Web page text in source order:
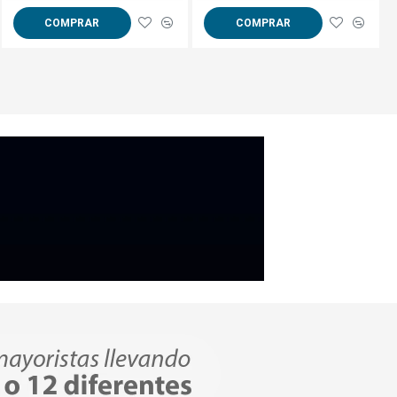
blanco, e incluso en
COMPRAR
COMPRAR COMPRAR